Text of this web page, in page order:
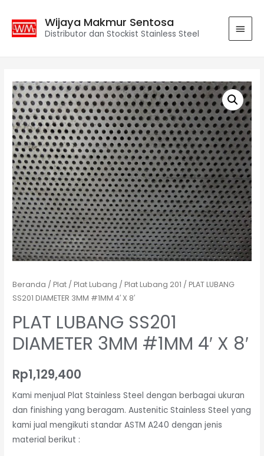
Wijaya Makmur Sentosa
Distributor dan Stockist Stainless Steel
Beranda /Plat /Plat Lubang /Plat Lubang 201 / PLAT LUBANG
SS201 DIAMETER 3MM #1MM 4′ X 8′
PLAT LUBANG SS201
DIAMETER 3MM #1MM 4′ X 8′
Rp1,129,400
Kami menjual Plat Stainless Steel dengan berbagai ukuran
dan finishing yang beragam. Austenitic Stainless Steel yang
kami jual mengikuti standar ASTM A240 dengan jenis
material berikut :